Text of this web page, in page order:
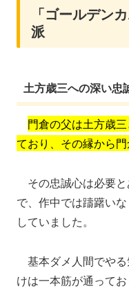
「ゴールデン
派
土方歳三への深い忠
門倉の父は土方歳
ており、その縁から
その忠誠心は必要
で、作中では躊躇い
していました。
基本ダメ人間でや
けは一本筋が通って